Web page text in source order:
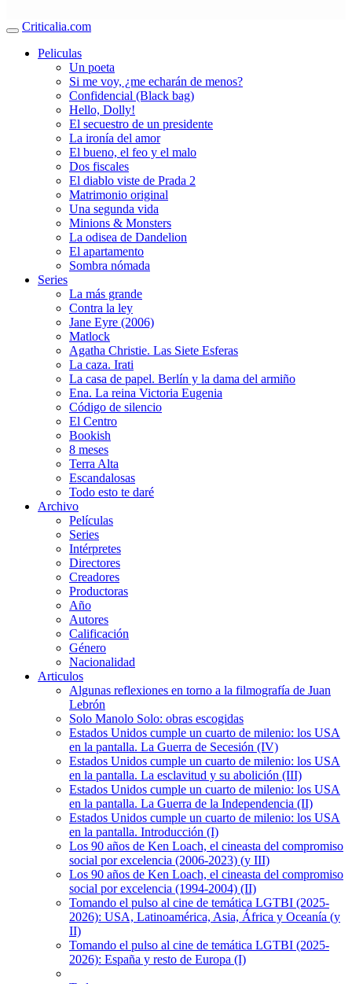
Criticalia.com
Peliculas
Un poeta
Si me voy, ¿me echarán de menos?
Confidencial (Black bag)
Hello, Dolly!
El secuestro de un presidente
La ironía del amor
El bueno, el feo y el malo
Dos fiscales
El diablo viste de Prada 2
Matrimonio original
Una segunda vida
Minions & Monsters
La odisea de Dandelion
El apartamento
Sombra nómada
Series
La más grande
Contra la ley
Jane Eyre (2006)
Matlock
Agatha Christie. Las Siete Esferas
La caza. Irati
La casa de papel. Berlín y la dama del armiño
Ena. La reina Victoria Eugenia
Código de silencio
El Centro
Bookish
8 meses
Terra Alta
Escandalosas
Todo esto te daré
Archivo
Películas
Series
Intérpretes
Directores
Creadores
Productoras
Año
Autores
Calificación
Género
Nacionalidad
Articulos
Algunas reflexiones en torno a la filmografía de Juan
Lebrón
Solo Manolo Solo: obras escogidas
Estados Unidos cumple un cuarto de milenio: los USA
en la pantalla. La Guerra de Secesión (IV)
Estados Unidos cumple un cuarto de milenio: los USA
en la pantalla. La esclavitud y su abolición (III)
Estados Unidos cumple un cuarto de milenio: los USA
en la pantalla. La Guerra de la Independencia (II)
Estados Unidos cumple un cuarto de milenio: los USA
en la pantalla. Introducción (I)
Los 90 años de Ken Loach, el cineasta del compromiso
social por excelencia (2006-2023) (y III)
Los 90 años de Ken Loach, el cineasta del compromiso
social por excelencia (1994-2004) (II)
Tomando el pulso al cine de temática LGTBI (2025-
2026): USA, Latinoamérica, Asia, África y Oceanía (y
II)
Tomando el pulso al cine de temática LGTBI (2025-
2026): España y resto de Europa (I)